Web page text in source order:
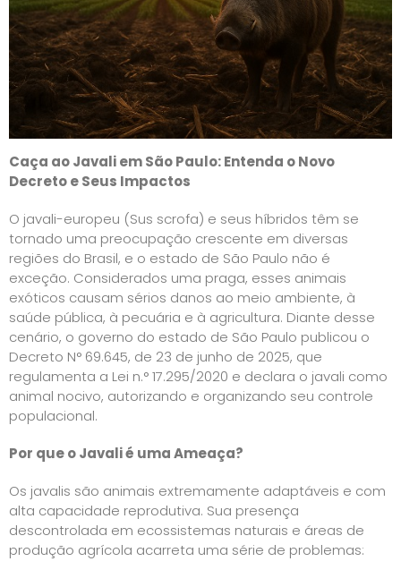
Caça ao Javali em São Paulo: Entenda o Novo
Decreto e Seus Impactos
O javali-europeu (Sus scrofa) e seus híbridos têm se
tornado uma preocupação crescente em diversas
regiões do Brasil, e o estado de São Paulo não é
exceção. Considerados uma praga, esses animais
exóticos causam sérios danos ao meio ambiente, à
saúde pública, à pecuária e à agricultura. Diante desse
cenário, o governo do estado de São Paulo publicou o
Decreto N° 69.645, de 23 de junho de 2025, que
regulamenta a Lei n.° 17.295/2020 e declara o javali como
animal nocivo, autorizando e organizando seu controle
populacional.
Por que o Javali é uma Ameaça?
Os javalis são animais extremamente adaptáveis e com
alta capacidade reprodutiva. Sua presença
descontrolada em ecossistemas naturais e áreas de
produção agrícola acarreta uma série de problemas: